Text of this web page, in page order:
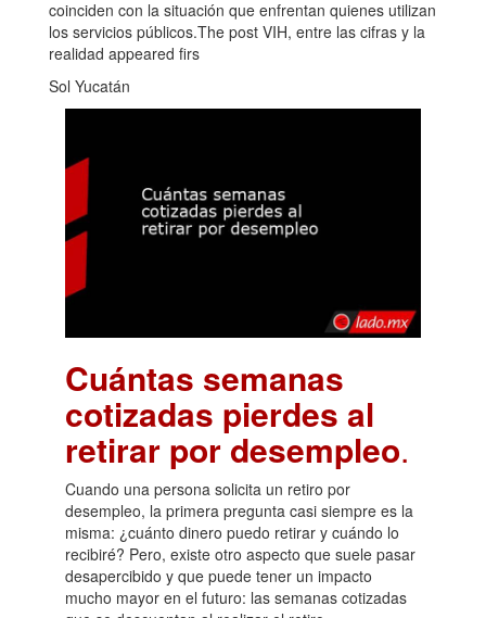
coinciden con la situación que enfrentan quienes utilizan
los servicios públicos.The post VIH, entre las cifras y la
realidad appeared firs
Sol Yucatán
Cuántas semanas
cotizadas pierdes al
retirar por desempleo.
Cuando una persona solicita un retiro por
desempleo, la primera pregunta casi siempre es la
misma: ¿cuánto dinero puedo retirar y cuándo lo
recibiré? Pero, existe otro aspecto que suele pasar
desapercibido y que puede tener un impacto
mucho mayor en el futuro: las semanas cotizadas